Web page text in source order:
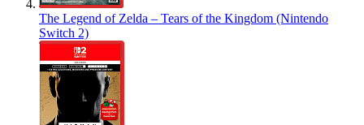
The Legend of Zelda – Tears of the Kingdom (Nintendo
Switch 2)